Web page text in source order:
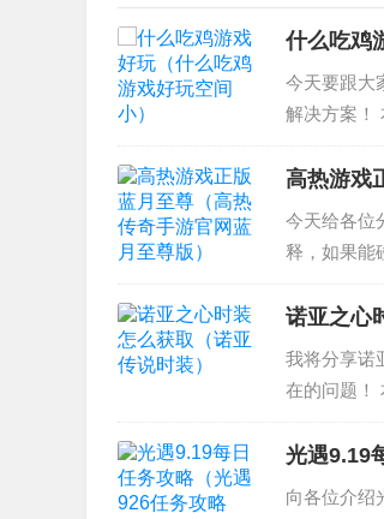
什么吃鸡
今天要跟大
解决方案！
吃鸡游戏有
什么？ 十...
高热游戏
今天给各位
释，如果能
月至尊版》
下载 《蓝
诺亚之心
我将分享诺
在的问题！
得 3、诺亚
在 诺...
光遇9.19
向各位介绍